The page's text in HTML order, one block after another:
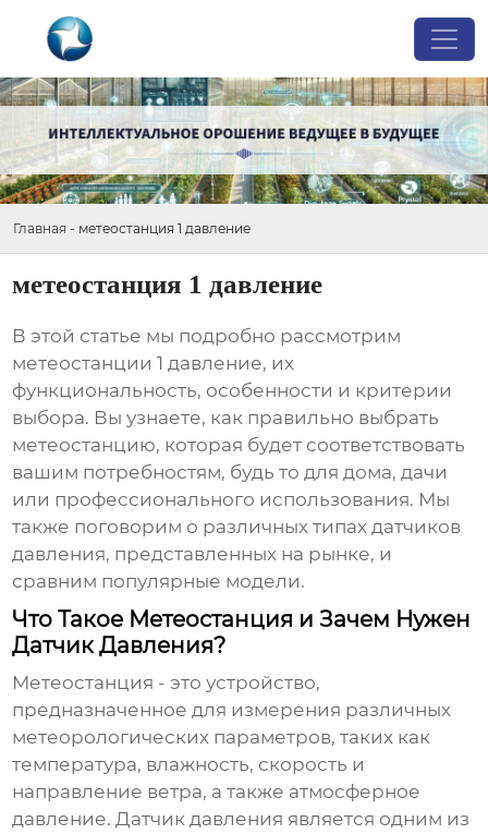
Главная - метеостанция 1 давление
метеостанция 1 давление
В этой статье мы подробно рассмотрим
метеостанции 1 давление, их
функциональность, особенности и критерии
выбора. Вы узнаете, как правильно выбрать
метеостанцию, которая будет соответствовать
вашим потребностям, будь то для дома, дачи
или профессионального использования. Мы
также поговорим о различных типах датчиков
давления, представленных на рынке, и
сравним популярные модели.
Что Такое Метеостанция и Зачем Нужен
Датчик Давления?
Метеостанция - это устройство,
предназначенное для измерения различных
метеорологических параметров, таких как
температура, влажность, скорость и
направление ветра, а также атмосферное
давление.Датчик давления является одним из